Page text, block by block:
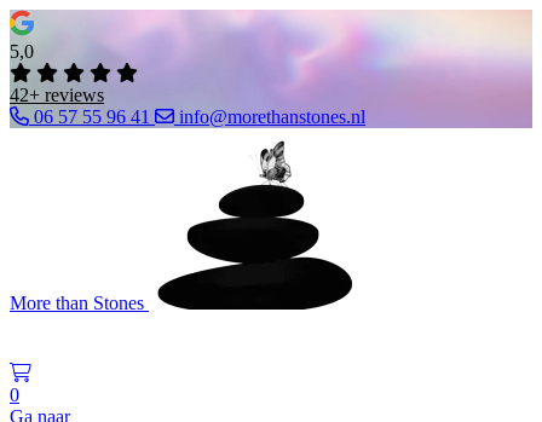
5,0
42+ reviews
06 57 55 96 41
info@morethanstones.nl
More than Stones
0
Ga naar